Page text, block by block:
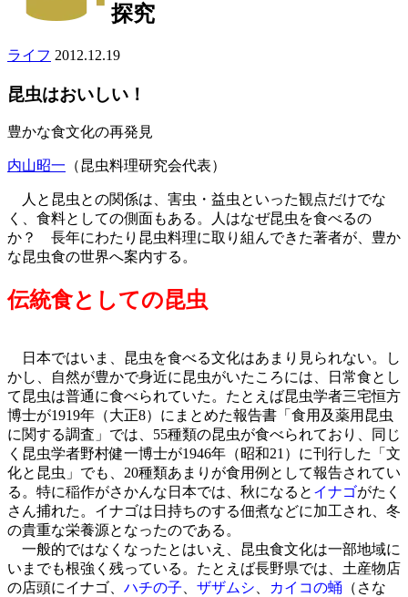
探究
ライフ 2012.12.19
昆虫はおいしい！
豊かな食文化の再発見
内山昭一 （昆虫料理研究会代表）
人と昆虫との関係は、害虫・益虫といった観点だけでな
く、食料としての側面もある。人はなぜ昆虫を食べるの
か？ 長年にわたり昆虫料理に取り組んできた著者が、豊か
な昆虫食の世界へ案内する。
伝統食としての昆虫
日本ではいま、昆虫を食べる文化はあまり見られない。し
かし、自然が豊かで身近に昆虫がいたころには、日常食とし
て昆虫は普通に食べられていた。たとえば昆虫学者三宅恒方
博士が1919年（大正8）にまとめた報告書「食用及薬用昆虫
に関する調査」では、55種類の昆虫が食べられており、同じ
く昆虫学者野村健一博士が1946年（昭和21）に刊行した「文
化と昆虫」でも、20種類あまりが食用例として報告されてい
る。特に稲作がさかんな日本では、秋になると イナゴがたく
さん捕れた。イナゴは日持ちのする佃煮などに加工され、冬
の貴重な栄養源となったのである。
一般的ではなくなったとはいえ、昆虫食文化は一部地域に
いまでも根強く残っている。たとえば長野県では、土産物店
の店頭にイナゴ、 ハチの子 ザザムシ カイコの蛹 （さな